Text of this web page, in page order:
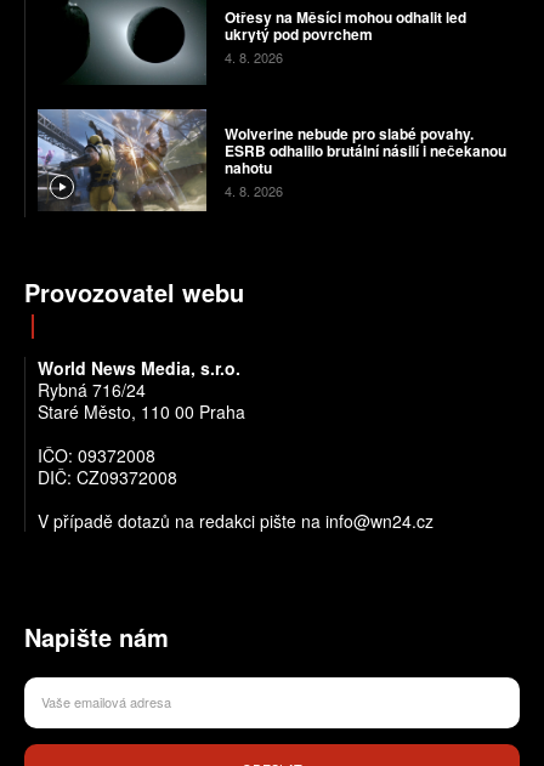
Otřesy na Měsíci mohou odhalit led
ukrytý pod povrchem
4. 8. 2026
Wolverine nebude pro slabé povahy.
ESRB odhalilo brutální násilí i nečekanou
nahotu
4. 8. 2026
Provozovatel webu
World News Media, s.r.o.
Rybná 716/24
Staré Město, 110 00 Praha
IČO: 09372008
DIČ: CZ09372008
V případě dotazů na redakci pište na info@wn24.cz
Napište nám